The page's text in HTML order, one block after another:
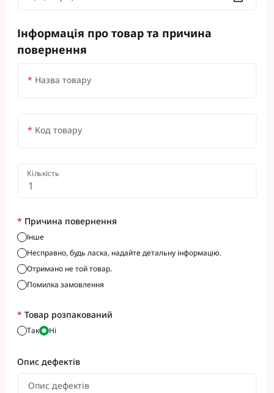
Інформація про товар та причина
повернення
* Назва товару
* Код товару
Кількість
* Причина повернення
Інше
Несправно, будь ласка, надайте детальну інформацію.
Отримано не той товар.
Помилка замовлення
* Товар розпакований
Так Ні
Опис дефектів